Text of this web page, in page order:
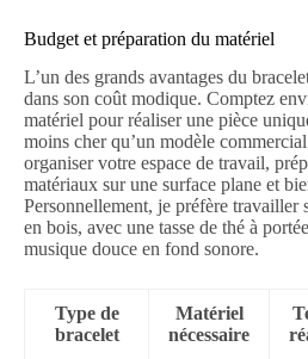
Budget et préparation du matériel
L’un des grands avantages du
dans son coût modique. Comptez
matériel pour réaliser une pièce
moins cher qu’un modèle
organiser votre espace de travail,
matériaux sur une surface plane et
Personnellement, je préfère travailler
en bois, avec une tasse de thé à
musique douce en fond sonore.
Type de
bracelet
Matériel
nécessaire